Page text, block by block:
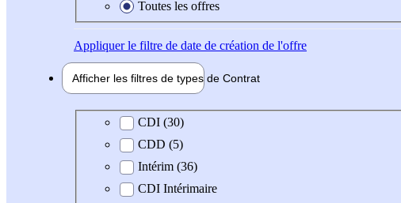
Toutes les offres
Appliquerle filtre de date de création de l'offre
Afficher les filtres de types de Contrat
Type de contratCDI (30)
CDD (5)
Intérim (36)
CDI Intérimaire